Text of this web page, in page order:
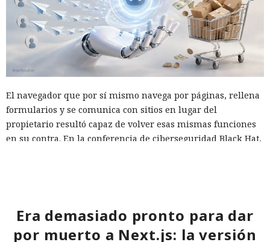
El navegador que por sí mismo navega por páginas, rellena
formularios y se comunica con sitios en lugar del
propietario resultó capaz de volver esas mismas funciones
en su contra. En la conferencia de ciberseguridad Black Hat,
En el origen del ataque había una página falsa de
suscripción a un boletín publicada en la red social X. Dentro
Era demasiado pronto para dar
por muerto a Next.js: la versión